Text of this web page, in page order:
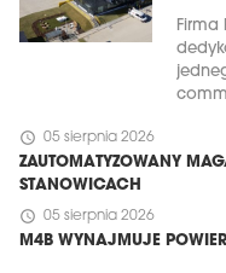
Firma
schedule 05 sierpnia 2026
ZAUTOMATYZOWANY
STANOWICACH
schedule 05 sierpnia 2026
M4B WYNAJMUJE